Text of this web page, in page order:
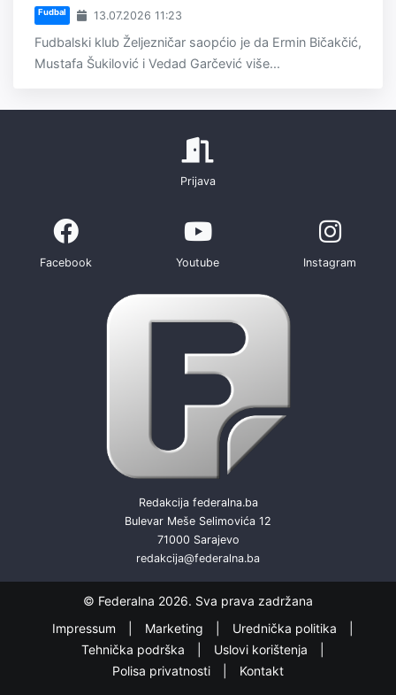
Fudbal 13.07.2026 11:23
Fudbalski klub Željezničar saopćio je da Ermin Bičakčić,
Mustafa Šukilović i Vedad Garčević više...
Prijava
Facebook Youtube Instagram
Redakcija federalna.ba
Bulevar Meše Selimovića 12
71000 Sarajevo
redakcija@federalna.ba
© Federalna 2026. Sva prava zadržana
Impressum
Marketing
Urednička politika
Tehnička podrška
Uslovi korištenja
Polisa privatnosti
Kontakt